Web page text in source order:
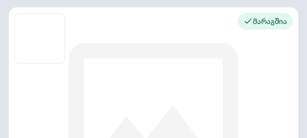
მარაგშია